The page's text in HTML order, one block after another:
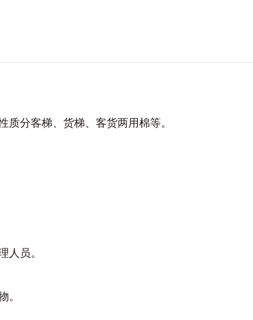
分客梯、货梯、客货两用棉等。
员。
。